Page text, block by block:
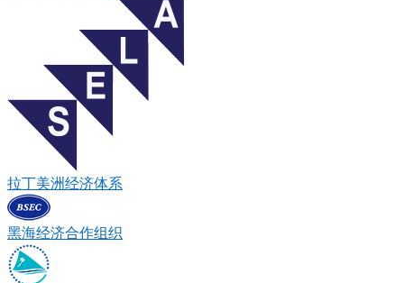
拉丁美洲经济体系
黑海经济合作组织